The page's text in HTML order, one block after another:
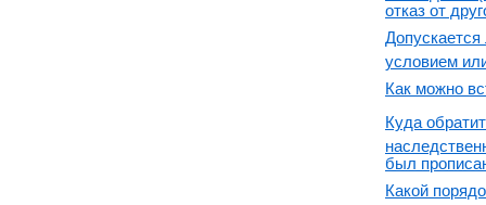
отказ от
Допускается
условием
Как можно
Куда
был
Какой